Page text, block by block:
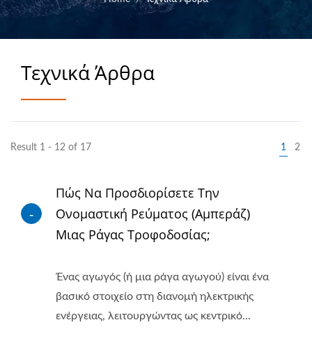
Τεχνικά Άρθρα
Result 1 - 12 of 17 1 2
Πώς Να Προσδιορίσετε Την
Ονομαστική Ρεύματος (Αμπεράζ)
Μιας Ράγας Τροφοδοσίας;
Ένας αγωγός (ή μια ράγα αγωγού) είναι ένα
βασικό στοιχείο στη διανομή ηλεκτρικής
ενέργειας, λειτουργώντας ως κεντρικό...